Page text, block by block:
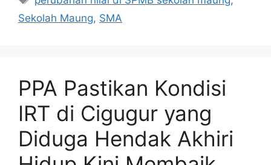
Sekolah Maung, SMA
PPA Pastikan Kondisi
IRT di Cigugur yang
Diduga Hendak Akhiri